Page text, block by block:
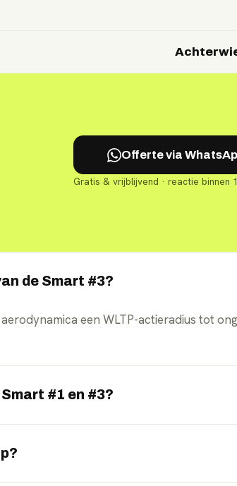
Offerte via
Gratis & vrijblijvend · reactie binnen
de Smart #3?
een WLTP-actieradius tot
#1 en #3?
en iets meer hoofdruimte.